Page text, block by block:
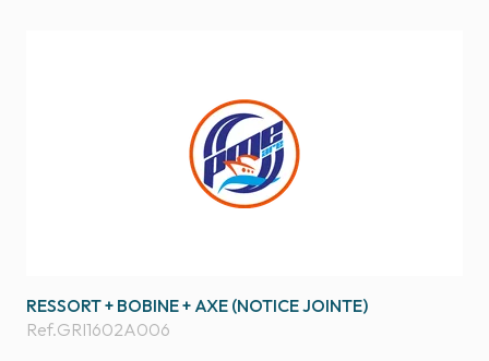
RESSORT + BOBINE + AXE (NOTICE JOINTE)
Ref.GRI1602A006